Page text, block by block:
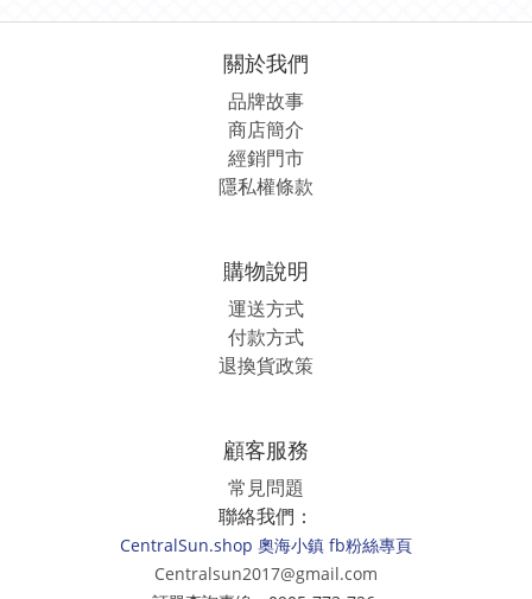
關於我們
品牌故事
商店簡介
經銷門市
隱私權條款
購物說明
運送方式
付款方式
退換貨政策
顧客服務
常見問題
聯絡我們：
CentralSun.shop 奧海小鎮 fb粉絲專頁
Centralsun2017@gmail.com